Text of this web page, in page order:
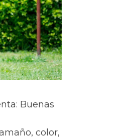
Buenas
color,